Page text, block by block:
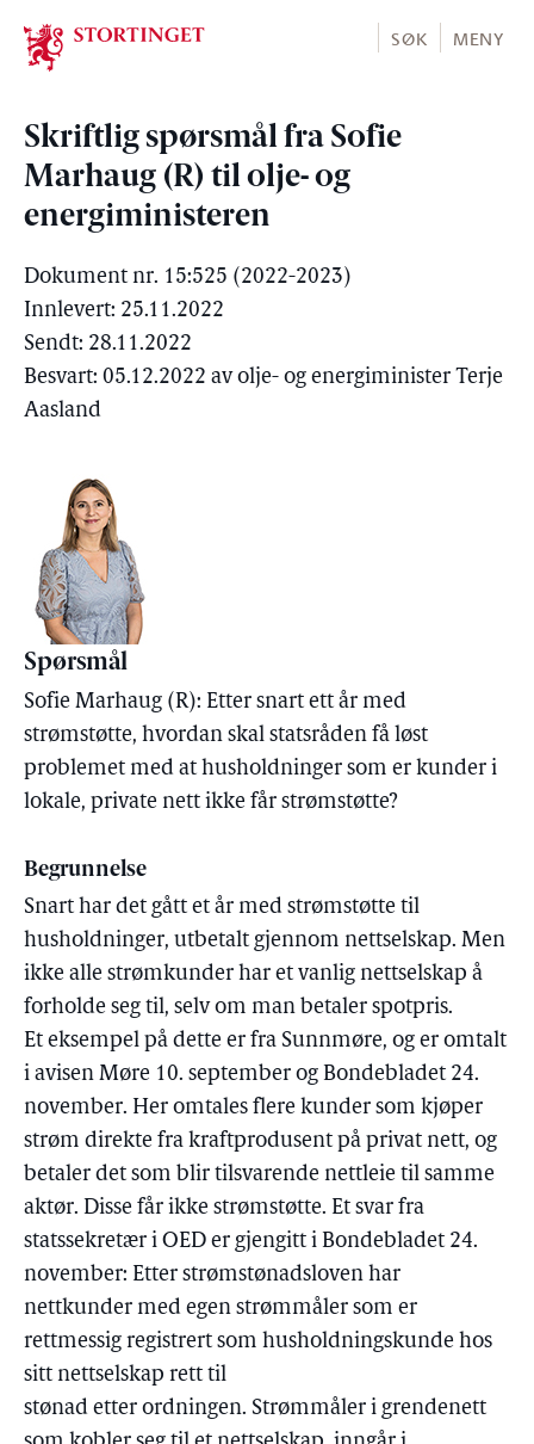
Stortinget.no
SØK MENY
Skriftlig spørsmål fra Sofie
Marhaug (R) til olje- og
energiministeren
Dokument nr. 15:525 (2022-2023)
Innlevert: 25.11.2022
Sendt: 28.11.2022
Besvart: 05.12.2022 av olje- og energiminister Terje
Aasland
Spørsmål
Sofie Marhaug (R): Etter snart ett år med
strømstøtte, hvordan skal statsråden få løst
problemet med at husholdninger som er kunder i
lokale, private nett ikke får strømstøtte?
Begrunnelse
Snart har det gått et år med strømstøtte til
husholdninger, utbetalt gjennom nettselskap. Men
ikke alle strømkunder har et vanlig nettselskap å
forholde seg til, selv om man betaler spotpris.
Et eksempel på dette er fra Sunnmøre, og er omtalt
i avisen Møre 10. september og Bondebladet 24.
november. Her omtales flere kunder som kjøper
strøm direkte fra kraftprodusent på privat nett, og
betaler det som blir tilsvarende nettleie til samme
aktør. Disse får ikke strømstøtte. Et svar fra
statssekretær i OED er gjengitt i Bondebladet 24.
november: Etter strømstønadsloven har
nettkunder med egen strømmåler som er
rettmessig registrert som husholdningskunde hos
sitt nettselskap rett til
stønad etter ordningen. Strømmåler i grendenett